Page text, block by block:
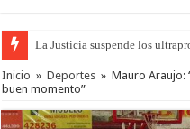
La Justicia suspende los
Inicio » Deportes » Mauro Araujo:
buen momento”